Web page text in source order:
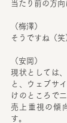
当たり前の方向
（梅澤）
そうですね（笑
（安岡）
現状としては
と、ウェブサ
けのところで
売上重視の傾
す。